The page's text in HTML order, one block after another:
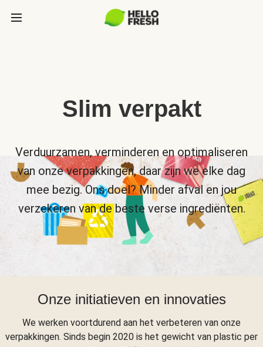
Slim verpakt
Verduurzamen, verminderen en optimaliseren
van onze verpakkingen, daar zijn we elke dag
mee bezig. Ons doel? Minder afval en jou
verzekeren van de beste verse ingrediënten.
Onze initiatieven en innovaties
We werken voortdurend aan het verbeteren van onze
verpakkingen. Sinds begin 2020 is het gewicht van plastic per